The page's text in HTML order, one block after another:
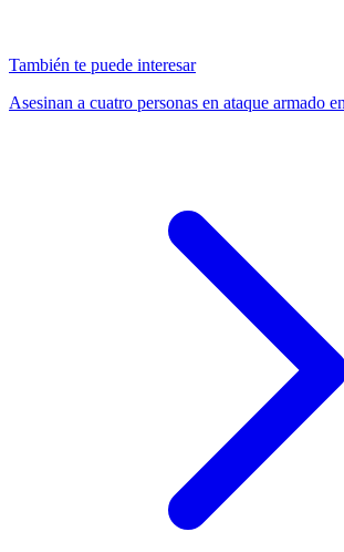
También te puede interesar
Asesinan a cuatro personas en ataque armado